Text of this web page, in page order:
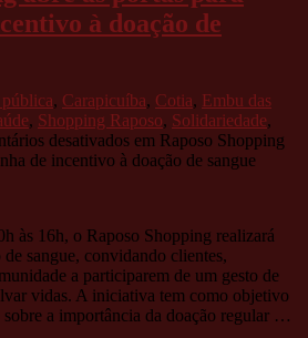
à doação de
, Carapicuíba, Cotia, Embu das
, Shopping Raposo, Solidariedade,
desativados em Raposo Shopping
de incentivo à doação de sangue
às 16h, o Raposo Shopping realizará
sangue, convidando clientes,
a participarem de um gesto de
vidas. A iniciativa tem como objetivo
sobre a importância da doação regular …